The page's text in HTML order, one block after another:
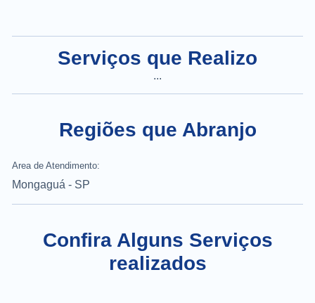
Serviços que Realizo
...
Regiões que Abranjo
Area de Atendimento:
Mongaguá - SP
Confira Alguns Serviços
realizados